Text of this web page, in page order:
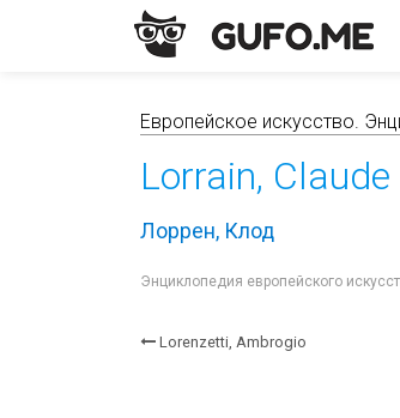
Европейское искусство.
Lorrain, Claude
Лоррен, Клод
Энциклопедия европейского
Lorenzetti, Ambrogio